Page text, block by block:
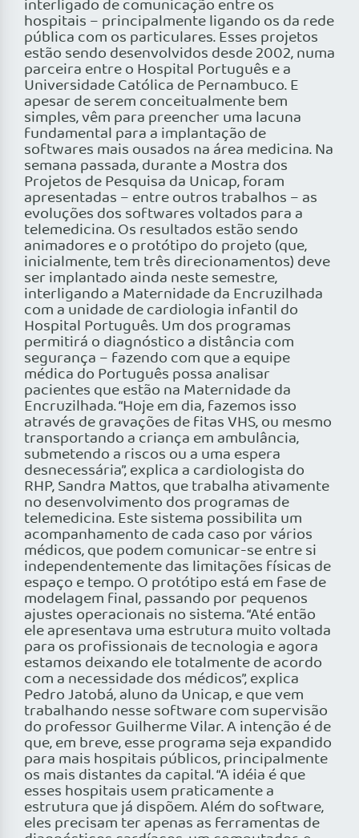
interligado de comunicação entre os
hospitais – principalmente ligando os da rede
pública com os particulares. Esses projetos
estão sendo desenvolvidos desde 2002, numa
parceira entre o Hospital Português e a
Universidade Católica de Pernambuco. E
apesar de serem conceitualmente bem
simples, vêm para preencher uma lacuna
fundamental para a implantação de
softwares mais ousados na área medicina. Na
semana passada, durante a Mostra dos
Projetos de Pesquisa da Unicap, foram
apresentadas – entre outros trabalhos – as
evoluções dos softwares voltados para a
telemedicina. Os resultados estão sendo
animadores e o protótipo do projeto (que,
inicialmente, tem três direcionamentos) deve
ser implantado ainda neste semestre,
interligando a Maternidade da Encruzilhada
com a unidade de cardiologia infantil do
Hospital Português. Um dos programas
permitirá o diagnóstico a distância com
segurança – fazendo com que a equipe
médica do Português possa analisar
pacientes que estão na Maternidade da
Encruzilhada. “Hoje em dia, fazemos isso
através de gravações de fitas VHS, ou mesmo
transportando a criança em ambulância,
submetendo a riscos ou a uma espera
desnecessária”, explica a cardiologista do
RHP, Sandra Mattos, que trabalha ativamente
no desenvolvimento dos programas de
telemedicina. Este sistema possibilita um
acompanhamento de cada caso por vários
médicos, que podem comunicar-se entre si
independentemente das limitações físicas de
espaço e tempo. O protótipo está em fase de
modelagem final, passando por pequenos
ajustes operacionais no sistema. “Até então
ele apresentava uma estrutura muito voltada
para os profissionais de tecnologia e agora
estamos deixando ele totalmente de acordo
com a necessidade dos médicos”, explica
Pedro Jatobá, aluno da Unicap, e que vem
trabalhando nesse software com supervisão
do professor Guilherme Vilar. A intenção é de
que, em breve, esse programa seja expandido
para mais hospitais públicos, principalmente
os mais distantes da capital. “A idéia é que
esses hospitais usem praticamente a
estrutura que já dispõem. Além do software,
eles precisam ter apenas as ferramentas de